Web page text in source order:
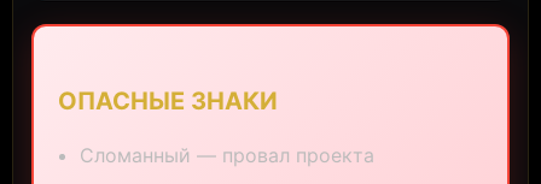
ОПАСНЫЕ ЗНАКИ
Сломанный — провал проекта